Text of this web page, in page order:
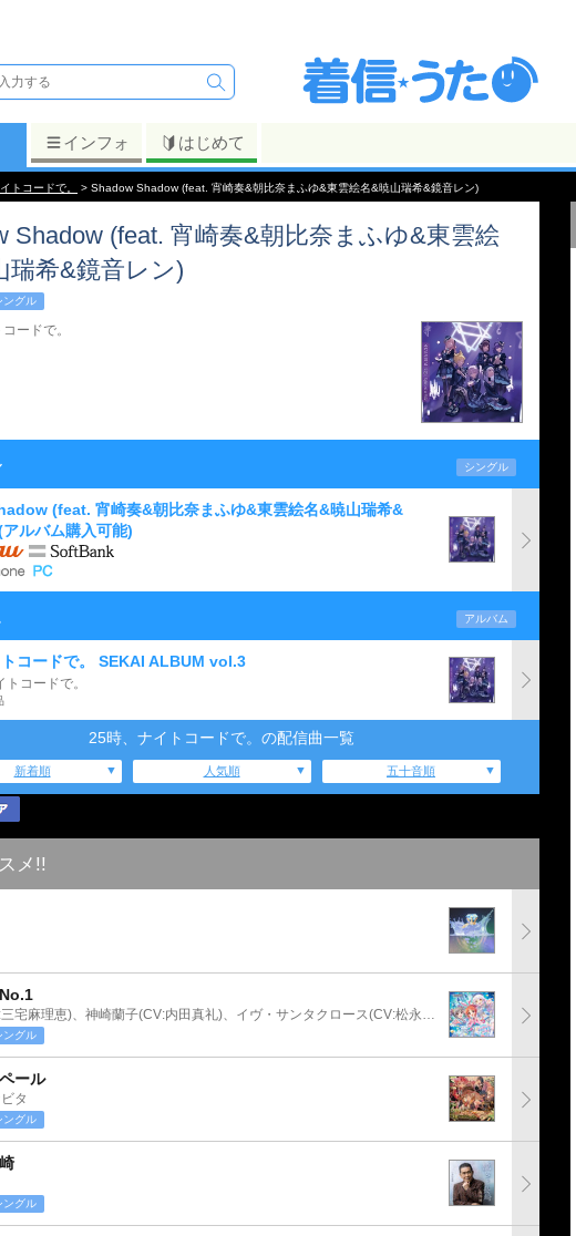
インフォ はじめて
トコードで。 > Shadow Shadow (feat. 宵崎奏&朝比奈まふゆ&東雲絵名&暁山瑞希&鏡音レン)
Shadow (feat. 宵崎奏&朝比奈まふゆ&東雲絵
瑞希&鏡音レン)
ングル
ードで。
シングル
(feat. 宵崎奏&朝比奈まふゆ&東雲絵名&暁山瑞希&
アルバム購入可能)
アルバム
コードで。 SEKAI ALBUM vol.3
コードで。
25時、ナイトコードで。の配信曲一覧
新着順 人気順 五十音順
メ!!
安部菜々(CV:三宅麻理恵)、神崎蘭子(CV:内田真礼)、イヴ・サンタクロース(CV:松永あかね)
ングル
ール
タ
ングル
ングル